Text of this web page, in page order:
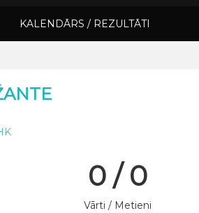
KALENDĀRS / REZULTĀTI
0 / 0
Vārti / Metieni